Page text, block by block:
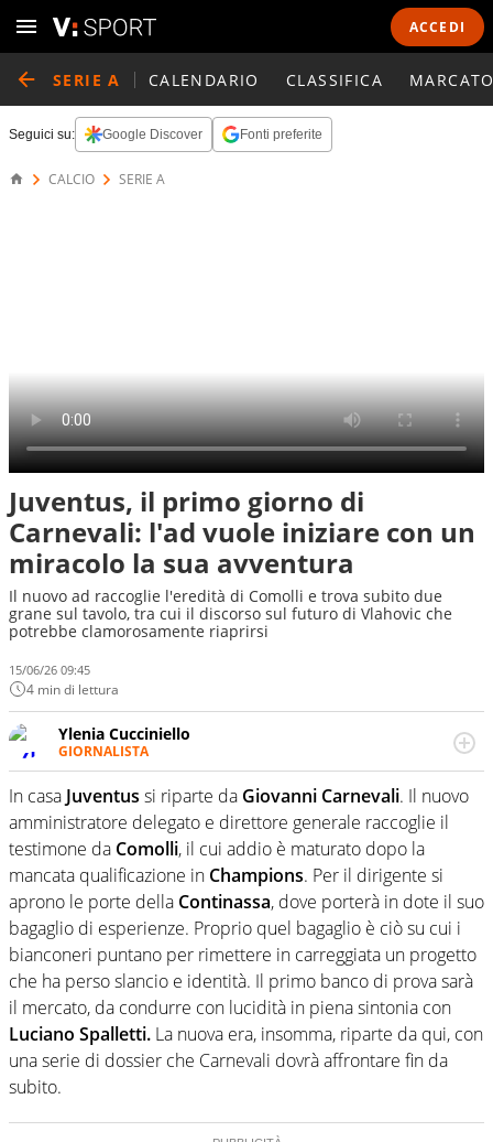
ACCEDI
SERIE A CALENDARIO CLASSIFICA
Seguici su: Google Discover Fonti preferite
CALCIO SERIE A
Juventus, il primo giorno di
Carnevali: l'ad vuole iniziare con un
miracolo la sua avventura
Il nuovo ad raccoglie l'eredità di Comolli e trova subito due
grane sul tavolo, tra cui il discorso sul futuro di Vlahovic che
potrebbe clamorosamente riaprirsi
15/06/26 09:45
4 min di lettura
Ylenia Cucciniello
GIORNALISTA
Appassionatissima di tutto lo sport: scrive di calcio
giocato ma non rinuncia allo sguardo sull'extra campo,
dove spesso si trovano risposte che il rettangolo verde
non riesce a restituire
In casa Juventus si riparte da Giovanni Carnevali. Il nuovo
amministratore delegato e direttore generale raccoglie il
testimone da Comolli, il cui addio è maturato dopo la
mancata qualificazione in Champions. Per il dirigente si
aprono le porte della Continassa, dove porterà in dote il suo
bagaglio di esperienze. Proprio quel bagaglio è ciò su cui i
bianconeri puntano per rimettere in carreggiata un progetto
che ha perso slancio e identità. Il primo banco di prova sarà
il mercato, da condurre con lucidità in piena sintonia con
Luciano Spalletti. La nuova era, insomma, riparte da qui, con
una serie di dossier che Carnevali dovrà affrontare fin da
subito.